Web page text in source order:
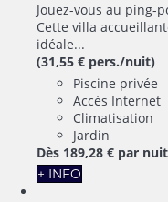
Jouez-vous au ping-
Cette villa
idéale...
(31,55 € pers./nuit)
Piscine privée
Accès Internet
Climatisation
Jardin
Dès 189,28 € par nuit
+ INFO